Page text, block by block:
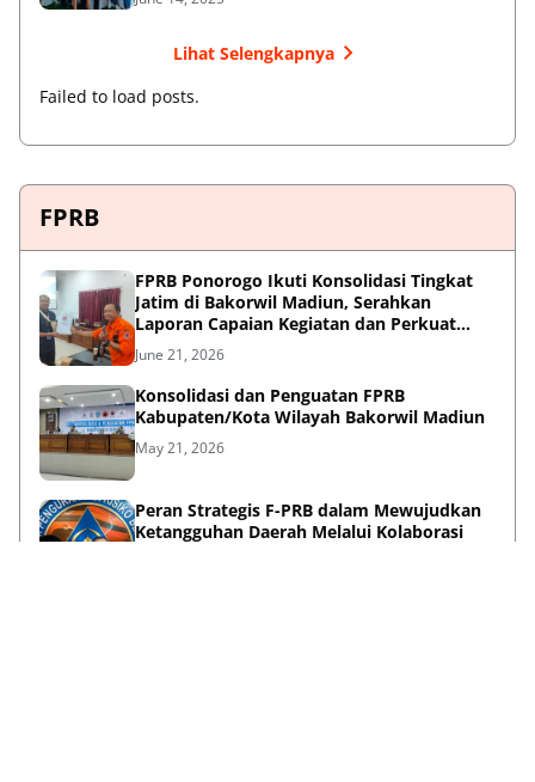
Lihat Selengkapnya
Failed to load posts.
FPRB
FPRB Ponorogo Ikuti Konsolidasi Tingkat
Jatim di Bakorwil Madiun, Serahkan
Laporan Capaian Kegiatan dan Perkuat
Sinergi Pentahelix
June 21, 2026
Konsolidasi dan Penguatan FPRB
Kabupaten/Kota Wilayah Bakorwil Madiun
May 21, 2026
Peran Strategis F-PRB dalam Mewujudkan
Ketangguhan Daerah Melalui Kolaborasi